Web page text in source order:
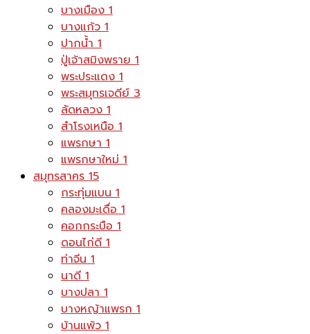
บางเมือง1
บางแก้ว1
ปากน้ำ1
ปู่เจ้าสมิงพราย1
พระประแดง1
พระสมุทรเจดีย์3
ลัดหลวง1
สำโรงเหนือ1
แพรกษา1
แพรกษาใหม่1
สมุทรสาคร15
กระทุ่มแบน1
คลองมะเดื่อ1
คอกกระบือ1
ดอนไก่ดี1
ท่าจีน1
นาดี1
บางปลา1
บางหญ้าแพรก1
บ้านแพ้ว1